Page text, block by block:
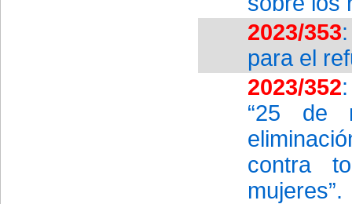
2023/353
para el
2023/352
“25 de
contra
mujeres”.